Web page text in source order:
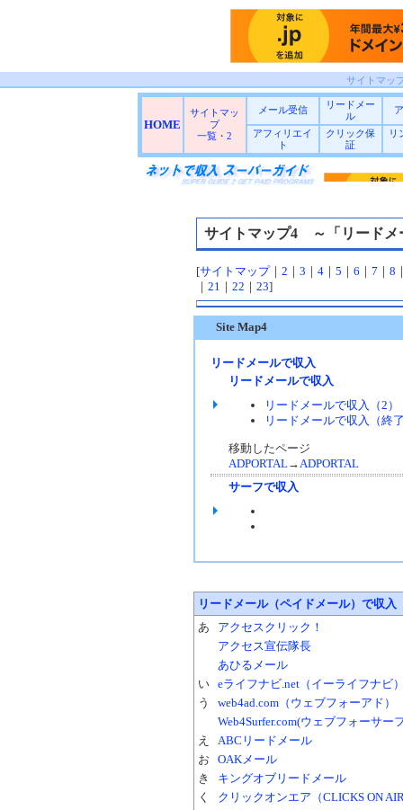
サイトマッ
HOME
サイトマッ
プ
一覧 ・ 2
メール受信
リードメー
ル
アフィリエイ
ト
クリック保
証
リ
サイトマップ4 ～「リードメ
[サイトマップ｜ 2 ｜ 3 ｜ 4 ｜ 5 ｜ 6 ｜ 7 ｜ 8
｜ 21 ｜ 22 ｜ 23]
Site Map4
リードメールで収入
リードメールで収入
リードメールで収入（2）
リードメールで収入（終
移動したページ
ADPORTAL→ADPORTAL
サーフで収入
リードメール（ペイドメール）で収入
あ
アクセスクリック！
アクセス宣伝隊長
あひるメール
い eライフナビ.net（イーライフナビ
う
web4ad.com（ウェブフォーアド）
Web4Surfer.com(ウェブフォーサー
え
ABCリードメール
お
OAKメール
き
キングオブリードメール
く
クリックオンエア（CLICKS ON